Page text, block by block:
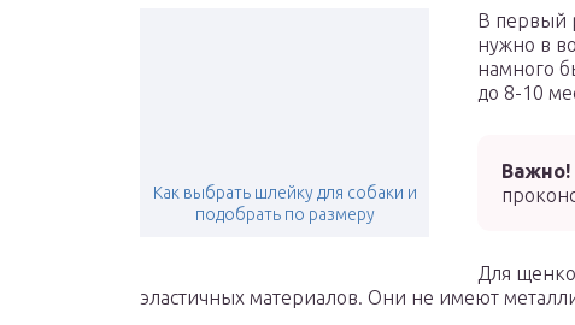
Как выбрать шлейку для собаки и
подобрать по размеру
В первый
нужно в
намного
до 8-10
Важно!
Для
эластичных материалов. Они не имеют